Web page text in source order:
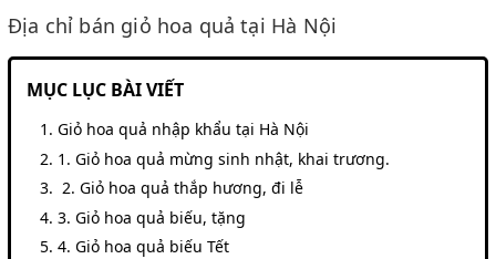
Địa chỉ bán giỏ hoa quả tại Hà Nội
MỤC LỤC BÀI VIẾT
Giỏ hoa quả nhập khẩu tại Hà Nội
1. Giỏ hoa quả mừng sinh nhật, khai trương.
2. Giỏ hoa quả thắp hương, đi lễ
3. Giỏ hoa quả biếu, tặng
4. Giỏ hoa quả biếu Tết